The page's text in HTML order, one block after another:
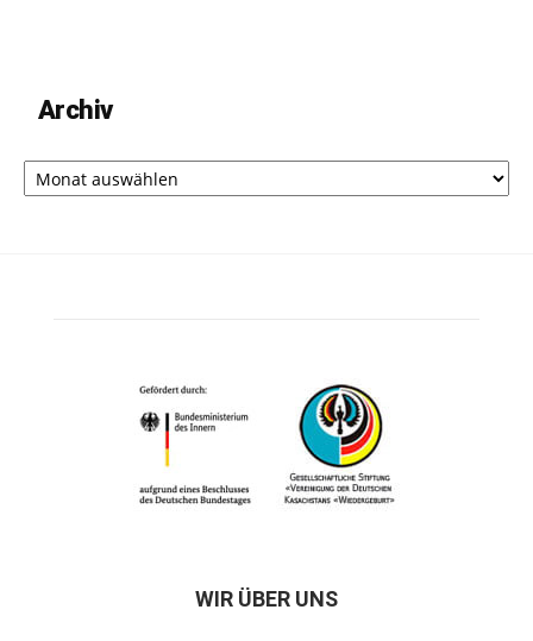
Archiv
Archiv
WIR ÜBER UNS